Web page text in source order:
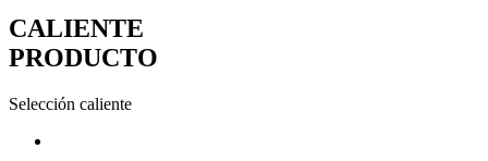
CALIENTE
PRODUCTO
Selección caliente